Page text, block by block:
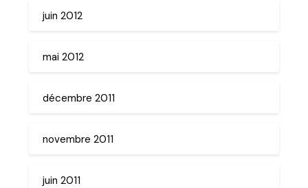
juin 2012
mai 2012
décembre 2011
novembre 2011
juin 2011